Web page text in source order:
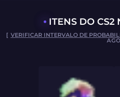
ITENS DO CS2
[ VERIFICAR INTERVALO DE
AGO